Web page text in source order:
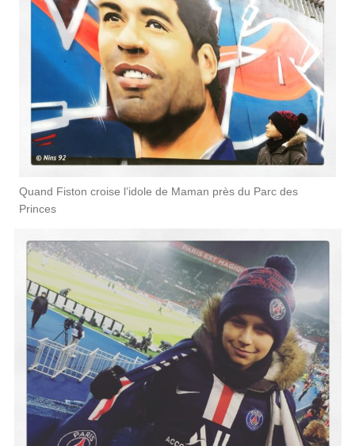
Quand Fiston croise l’idole de Maman près du Parc des
Princes